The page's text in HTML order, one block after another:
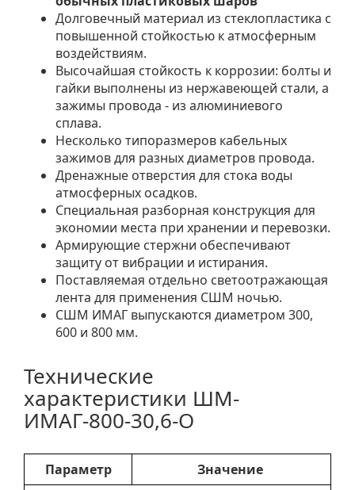
Долговечный материал из стеклопластика с
повышенной стойкостью к атмосферным
воздействиям.
Высочайшая стойкость к коррозии: болты и
гайки выполнены из нержавеющей стали, а
зажимы провода - из алюминиевого
сплава.
Несколько типоразмеров кабельных
зажимов для разных диаметров провода.
Дренажные отверстия для стока воды
атмосферных осадков.
Специальная разборная конструкция для
экономии места при хранении и перевозки.
Армирующие стержни обеспечивают
защиту от вибрации и истирания.
Поставляемая отдельно светоотражающая
лента для применения СШМ ночью.
СШМ ИМАГ выпускаются диаметром 300,
600 и 800 мм.
Технические
характеристики ШМ-
ИМАГ-800-30,6-О
Параметр
Значение